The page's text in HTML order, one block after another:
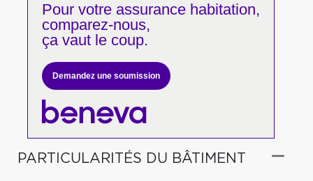
Pour votreassurance habitation,
comparez-nous,
ça vaut le coup.
Demandez une soumission
PARTICULARITÉS DU BÂTIMENT